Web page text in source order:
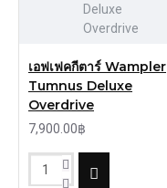
Deluxe
Overdrive
เอฟเฟคกีตาร์ Wampler
Tumnus Deluxe
Overdrive
7,900.00฿